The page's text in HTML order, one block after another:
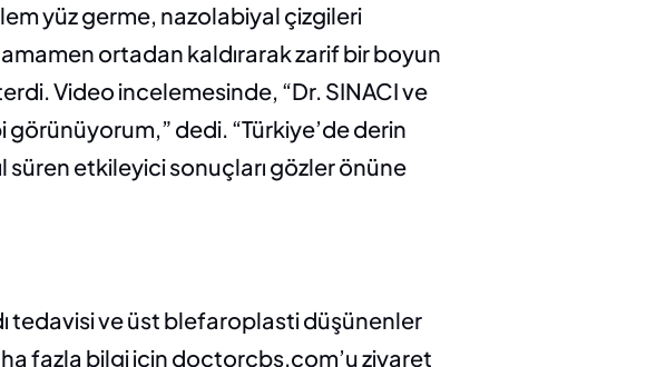
yüz germe, nazolabiyal çizgileri
tamamen ortadan kaldırarak zarif bir boyun
Video incelemesinde, “Dr. SINACI ve
görünüyorum,” dedi. “Türkiye’de derin
süren etkileyici sonuçları gözler önüne
tedavisi ve üst blefaroplasti düşünenler
fazla bilgi için doctorcbs.com’u ziyaret